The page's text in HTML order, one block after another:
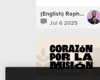
(English) Raphael Galante
Jul 6 2025